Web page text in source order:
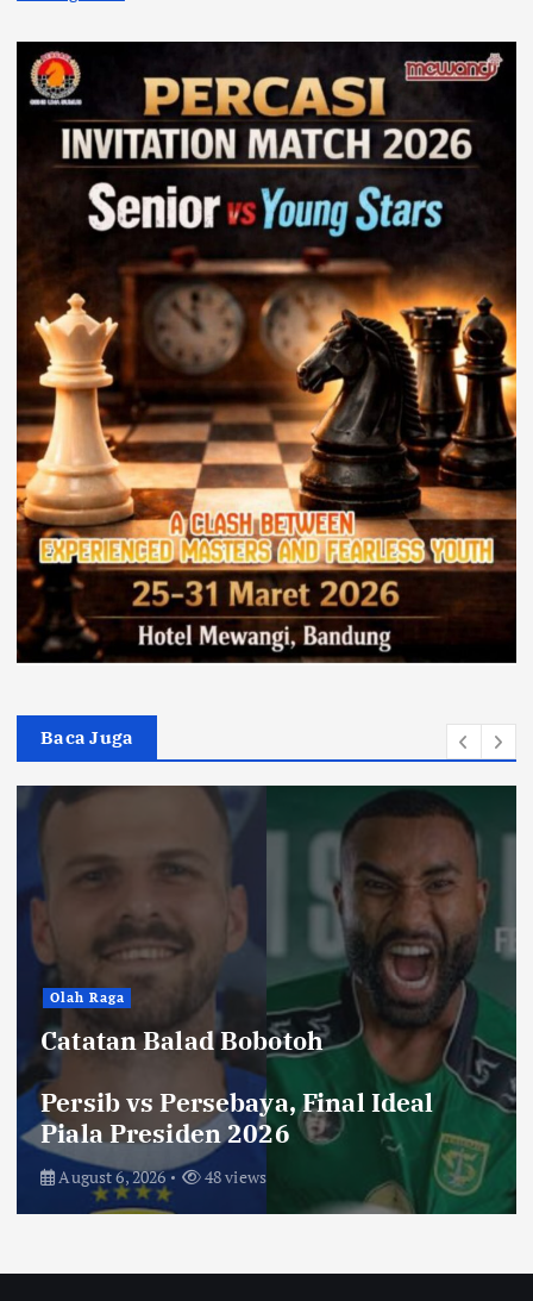
Baca Juga
Hiburan
Toko Perlengkapan Mayat, Bisa
Laku dengan Syarat ini, Ngeri …!
Saksikan di Bioskop
August 3, 2026 67 views